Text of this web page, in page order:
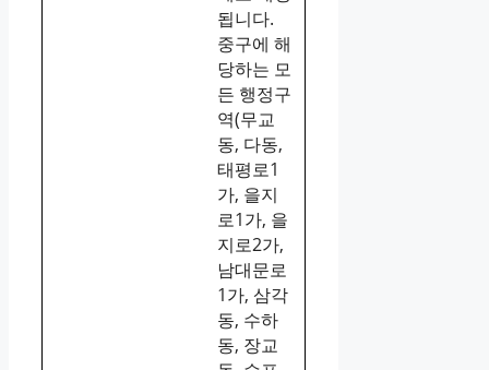
됩니다.
중구에 해
당하는 모
든 행정구
역(무교
동, 다동,
태평로1
가, 을지
로1가, 을
지로2가,
남대문로
1가, 삼각
동, 수하
동, 장교